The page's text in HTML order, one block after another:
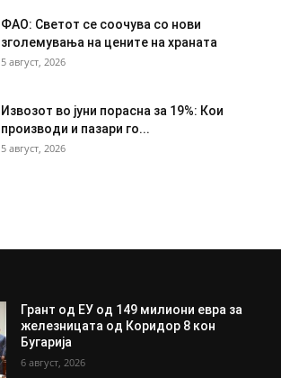
ФАО: Светот се соочува со нови
зголемувања на цените на храната
5 август, 2026
Извозот во јуни порасна за 19%: Кои
производи и пазари го...
5 август, 2026
Грант од ЕУ од 149 милиони евра за
железницата од Коридор 8 кон
Бугарија
6 август, 2026